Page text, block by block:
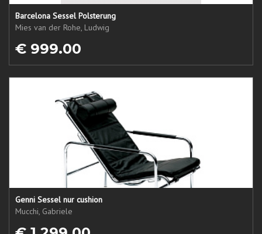
Barcelona Sessel Polsterung
Mies van der Rohe, Ludwig
€ 999.00
Genni Sessel nur cushion
Mucchi, Gabriele